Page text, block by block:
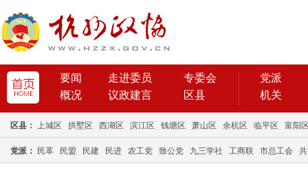
要闻 走进委员
专委会
概况
议政建言 区县
党派
机关
区县： 上城区 拱墅区 西湖区 滨江区 钱塘区 萧山区 余杭区 临平区 富阳
党派： 民革 民盟 民建 民进 农工党 致公党 九三学社 工商联 市总工会